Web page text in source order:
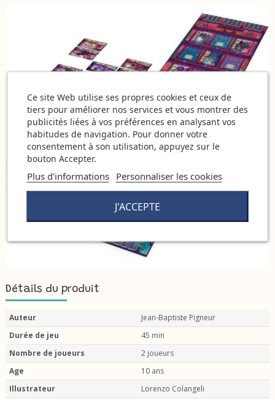
Détails du produit
Auteur
Jean-Baptiste Pigneur
Durée de jeu
45 min
Nombre de joueurs
2 joueurs
Age
10 ans
Illustrateur
Lorenzo Colangeli
Ce site Web utilise ses propres cookies et ceux de
tiers pour améliorer nos services et vous montrer des
publicités liées à vos préférences en analysant vos
habitudes de navigation. Pour donner votre
consentement à son utilisation, appuyez sur le
bouton Accepter.
Plus d'informations Personnaliser les cookies
J'ACCEPTE